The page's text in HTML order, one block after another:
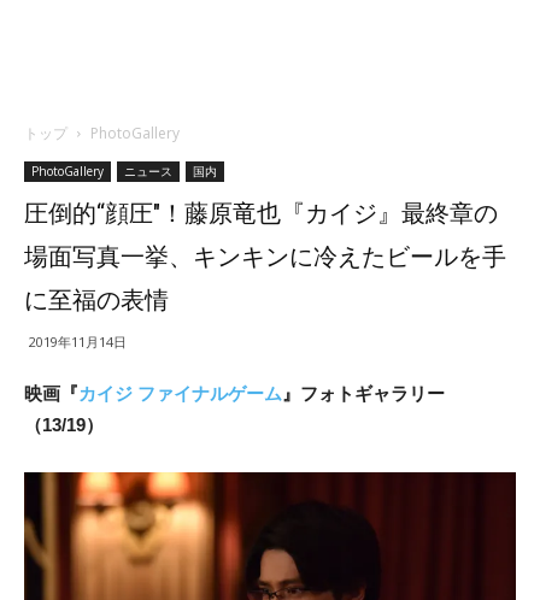
トップ PhotoGallery
PhotoGallery ニュース 国内
圧倒的“顔圧″！藤原竜也『カイジ』最終章の
場面写真一挙、キンキンに冷えたビールを手
に至福の表情
2019年11月14日
映画『カイジ ファイナルゲーム 』フォトギャラリー
（13/19）